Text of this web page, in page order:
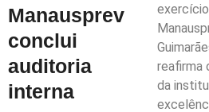
Manausprev
conclui
auditoria
interna
reafirma
da